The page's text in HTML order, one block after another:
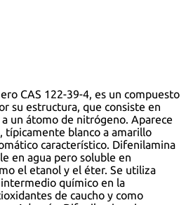
CAS 122-39-4, es un compuesto
su estructura, que consiste en
un átomo de nitrógeno. Aparece
típicamente blanco a amarillo
característico. Difenilamina
en agua pero soluble en
el etanol y el éter. Se utiliza
químico en la
de caucho y como